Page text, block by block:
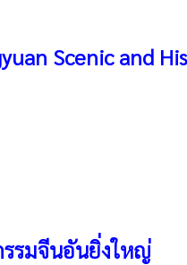
Scenic and
รมจีนอันยิ่งใหญ่